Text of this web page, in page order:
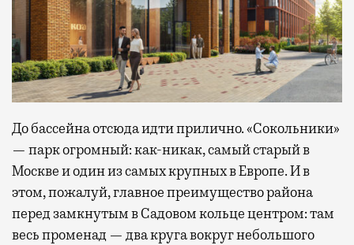
До бассейна отсюда идти прилично. «Сокольники»
— парк огромный: как-никак, самый старый в
Москве и один из самых крупных в Европе. И в
этом, пожалуй, главное преимущество района
перед замкнутым в Садовом кольце центром: там
весь променад — два круга вокруг небольшого